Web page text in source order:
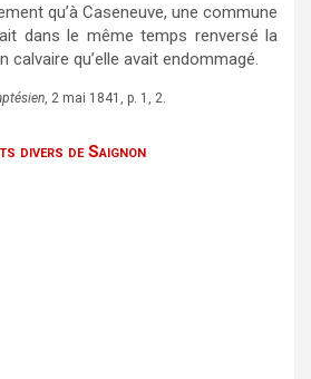
qu’à Caseneuve, une commune
dans le même temps renversé la
calvaire qu’elle avait endommagé.
, 2 mai 1841, p. 1, 2.
divers de Saignon